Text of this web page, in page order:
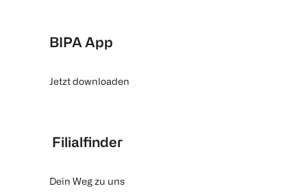
BIPA App
Jetzt downloaden
Filialfinder
Dein Weg zu uns